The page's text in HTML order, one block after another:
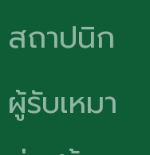
สถาปนิก
ผู้รับเหมา